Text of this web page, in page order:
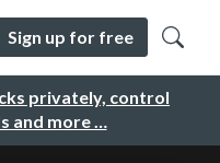
privately, control
and more …
Sign up for free